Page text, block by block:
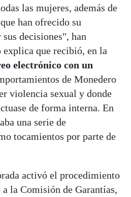
las mujeres, además de
han ofrecido su
decisiones", han
que recibió, en la
electrónico con un
de Monedero
violencia sexual y donde
de forma interna. En
una serie de
tocamientos por parte de
activó el procedimiento
la Comisión de Garantías,